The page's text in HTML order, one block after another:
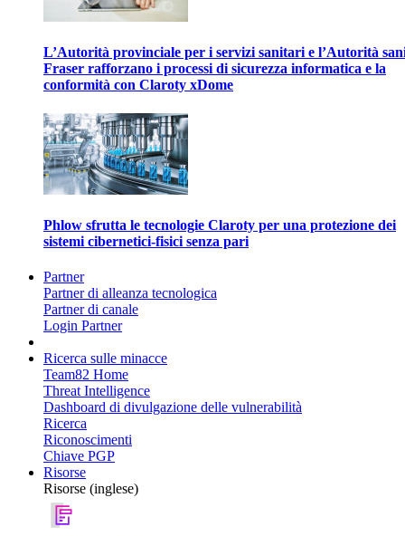
L’Autorità provinciale per i servizi sanitari e l’Autorità
Fraser rafforzano i processi di sicurezza informatica e la
conformità con Claroty xDome
Phlow sfrutta le tecnologie Claroty per una protezione dei
sistemi cibernetici-fisici senza pari
Partner
Partner di alleanza tecnologica
Partner di canale
Login Partner
Ricerca sulle minacce
Team82 Home
Threat Intelligence
Dashboard di divulgazione delle vulnerabilità
Ricerca
Riconoscimenti
Chiave PGP
Risorse
Risorse (inglese)